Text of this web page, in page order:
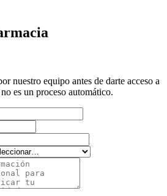
nuestro equipo antes de darte acceso a
es un proceso automático.